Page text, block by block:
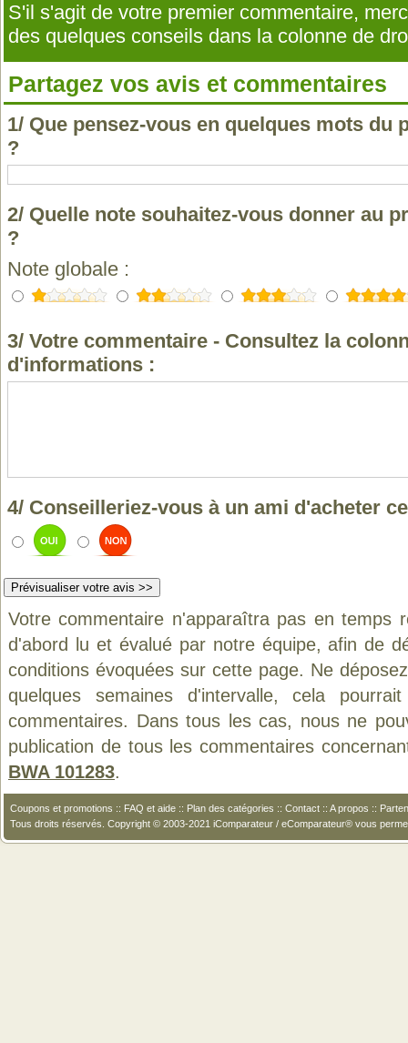
S'il s'agit de votre premier commentaire,
des quelques conseils dans la colonne de
Partagez vos avis et commentaires
1/ Que pensez-vous en quelques mots du
?
2/ Quelle note souhaitez-vous donner au
?
Note globale :
3/ Votre commentaire - Consultez la
d'informations :
4/ Conseilleriez-vous à un ami d'acheter
Votre commentaire n'apparaîtra pas en temps
d'abord lu et évalué par notre équipe, afin de
conditions évoquées sur cette page. Ne
quelques semaines d'intervalle, cela
commentaires. Dans tous les cas, nous ne
publication de tous les commentaires
BWA 101283.
Coupons et promotions :: FAQ et aide :: Plan des catégories :: Contact :: A propos ::
Tous droits réservés. Copyright © 2003-2021 iComparateur / eComparateur® vous